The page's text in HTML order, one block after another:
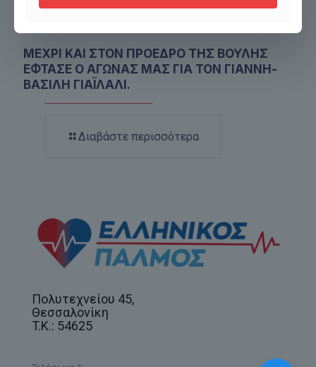
ΜΕΧΡΙ ΚΑΙ ΣΤΟΝ ΠΡΟΕΔΡΟ ΤΗΣ ΒΟΥΛΗΣ
ΕΦΤΑΣΕ Ο ΑΓΩΝΑΣ ΜΑΣ ΓΙΑ ΤΟΝ ΓΙΑΝΝΗ-
ΒΑΣΙΛΗ ΓΙΑΪΛΑΛΙ.
Διαβάστε περισσότερα
Πολυτεχνείου 45,
Θεσσαλονίκη
T.K.: 54625